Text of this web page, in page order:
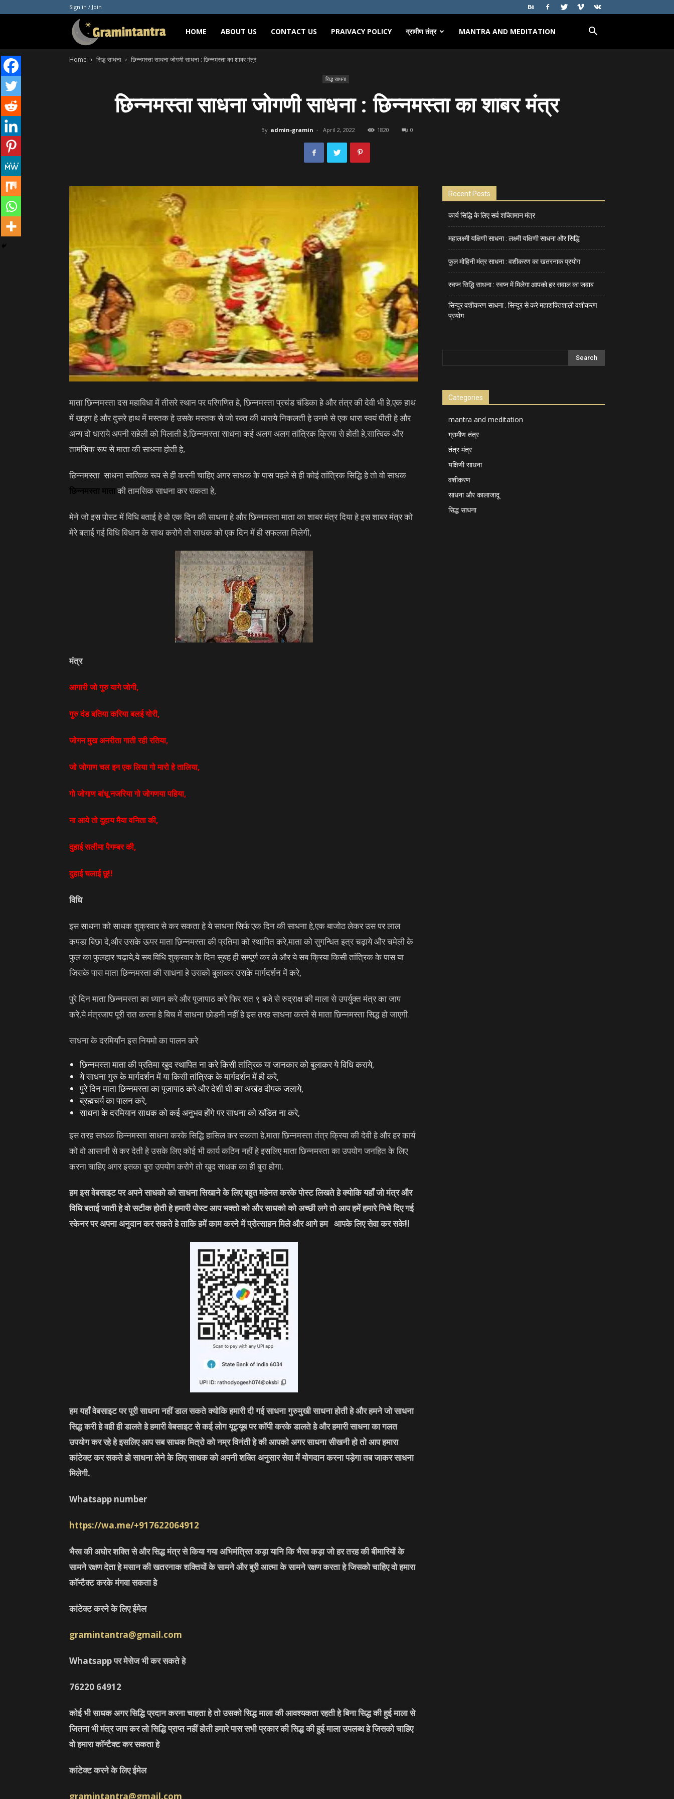
Sign in / Join
Gramintantra
HOME ABOUT US CONTACT US PRAIVACY POLICY ग्रामीण तंत्र MANTRA AND MEDITATION
Home सिद्ध साधना छिन्नमस्ता साधना जोगणी साधना : छिन्नमस्ता का शाबर मंत्र
सिद्ध साधना
छिन्नमस्ता साधना जोगणी साधना : छिन्नमस्ता का शाबर मंत्र
By admin-gramin - April 2, 2022 1820 0
माता छिन्नमस्ता दस महाविधा में तीसरे स्थान पर परिगणित हे, छिन्नमस्ता प्रचंड चंडिका हे और तंत्र की देवी भी हे,एक हाथ
में खड्ग हे और दुसरे हाथ में मस्तक हे उसके मस्तक से जो रक्त की धाराये निकलती हे उनमे से एक धारा स्वयं पीती हे और
अन्य दो धाराये अपनी सहेली को पिलाती हे,छिन्नमस्ता साधना कई अलग अलग तांत्रिक क्रिया से होती हे,सात्विक और
तामसिक रूप से माता की साधना होती हे,
छिन्नमस्ता साधना सात्विक रूप से ही करनी चाहिए अगर साधक के पास पहले से ही कोई तांत्रिक सिद्धि हे तो वो साधक
छिन्नमस्ता माताकी तामसिक साधना कर सकता हे,
मेने जो इस पोस्ट में विधि बताई हे वो एक दिन की साधना हे और छिन्नमस्ता माता का शाबर मंत्र दिया हे इस शाबर मंत्र को
मेरे बताई गई विधि विधान के साथ करोगे तो साधक को एक दिन में ही सफलता मिलेगी,
मंत्र
आगारी जो गुरु यागे जोगी,
गुरु दंड बतिया करिया बलई योरी,
जोगन मुख अनरीता गाती रही रतिया,
जो जोगाण चल इन एक लिया गो मारो हे तालिया,
गो जोगाण बांधू नजरिया गो जोगणया पहिया,
ना आये तो दुहाय मैया वनिता की,
दुहाई सलीमा पैगम्बर की,
दुहाई चलाई छू!!
विधि
इस साधना को साधक शुक्रवार से कर सकता हे ये साधना सिर्फ एक दिन की साधना हे,एक बाजोठ लेकर उस पर लाल
कपडा बिछा दे,और उसके ऊपर माता छिन्नमस्ता की प्रतिमा को स्थापित करे,माता को सुगन्धित इत्र चढ़ाये और चमेली के
फुल का फुलहार चढ़ाये,ये सब विधि शुक्रवार के दिन सुबह ही सम्पूर्ण कर ले और ये सब क्रिया किसी तांत्रिक के पास या
जिसके पास माता छिन्नमस्ता की साधना हे उसको बुलाकर उसके मार्गदर्शन में करे,
पुरे दिन माता छिन्नमस्ता का ध्यान करे और पूजापाठ करे फिर रात ९ बजे से रुद्राक्ष की माला से उपर्युक्त मंत्र का जाप
करे,ये मंत्रजाप पूरी रात करना हे बिच में साधना छोडनी नहीं हे इस तरह साधना करने से माता छिन्नमस्ता सिद्ध हो जाएगी.
साधना के दरमियाँन इस नियमो का पालन करे
छिन्नमस्ता माता की प्रतिमा खुद स्थापित ना करे किसी तांत्रिक या जानकार को बुलाकर ये विधि कराये,
ये साधना गुरु के मार्गदर्शन में या किसी तांत्रिक के मार्गदर्शन में ही करे,
पुरे दिन माता छिन्नमस्ता का पूजापाठ करे और देशी घी का अखंड दीपक जलाये,
ब्रह्मचर्य का पालन करे,
साधना के दरमियान साधक को कई अनुभव होंगे पर साधना को खंडित ना करे,
इस तरह साधक छिन्नमस्ता साधना करके सिद्धि हासिल कर सकता हे,माता छिन्नमस्ता तंत्र क्रिया की देवी हे और हर कार्य
को वो आसानी से कर देती हे उसके लिए कोई भी कार्य कठिन नहीं हे इसलिए माता छिन्नमस्ता का उपयोग जनहित के लिए
करना चाहिए अगर इसका बुरा उपयोग करोगे तो खुद साधक का ही बुरा होगा.
हम इस वेबसाइट पर अपने साधको को साधना सिखाने के लिए बहुत महेनत करके पोस्ट लिखते हे क्योकि यहाँ जो मंत्र और
विधि बताई जाती हे वो सटीक होती हे हमारी पोस्ट आप भक्तो को और साधको को अच्छी लगे तो आप हमें हमारे निचे दिए गई
स्केनर पर अपना अनुदान कर सकते हे ताकि हमें काम करने में प्रोत्साहन मिले और आगे हम आपके लिए सेवा कर सके!!
हम यहाँ वेबसाइट पर पूरी साधना नहीं डाल सकते क्योकि हमारी दी गई साधना गुरुमुखी साधना होती हे और हमने जो साधना
सिद्ध करी हे वही ही डालते हे हमारी वेबसाइट से कई लोग यूट्यूब पर कॉपी करके डालते हे और हमारी साधना का गलत
उपयोग कर रहे हे इसलिए आप सब साधक मित्रो को नम्र विनंती हे की आपको अगर साधना सीखनी हो तो आप हमारा
कांटेक्ट कर सकते हो साधना लेने के लिए साधक को अपनी शक्ति अनुसार सेवा में योगदान करना पड़ेगा तब जाकर साधना
मिलेगी.
Whatsapp number
https://wa.me/+917622064912
भैरव की अघोर शक्ति से और सिद्ध मंत्र से किया गया अभिमंत्रित कड़ा यानि कि भैरव कड़ा जो हर तरह की बीमारियों के
सामने रक्षण देता हे मसान की खतरनाक शक्तियों के सामने और बुरी आत्मा के सामने रक्षण करता हे जिसको चाहिए वो हमारा
कॉन्टैक्ट करके मंगवा सकता हे
कांटेक्ट करने के लिए ईमेल
gramintantra@gmail.com
Whatsapp पर मेसेज भी कर सकते हे
76220 64912
कोई भी साधक अगर सिद्धि प्रदान करना चाहता हे तो उसको सिद्ध माला की आवश्यकता रहती हे बिना सिद्ध की हुई माला से
जितना भी मंत्र जाप कर लो सिद्धि प्राप्त नहीं होती हमारे पास सभी प्रकार की सिद्ध की हुई माला उपलब्ध हे जिसको चाहिए
वो हमारा कॉन्टैक्ट कर सकता हे
कांटेक्ट करने के लिए ईमेल
gramintantra@gmail.com
Recent Posts
कार्य सिद्धि के लिए सर्व शक्तिमान मंत्र
महालक्ष्मी यक्षिणी साधना : लक्ष्मी यक्षिणी साधना और सिद्धि
फुल मोहिनी मंत्र साधना : वशीकरण का खतरनाक प्रयोग
स्वप्न सिद्धि साधना : स्वप्न में मिलेगा आपको हर सवाल का जवाब
सिन्दूर वशीकरण साधना : सिन्दूर से करे महाशक्तिशाली वशीकरण
प्रयोग
Categories
mantra and meditation
ग्रामीण तंत्र
तंत्र मंत्र
यक्षिणी साधना
वशीकरण
साधना और कालाजादू
सिद्ध साधना